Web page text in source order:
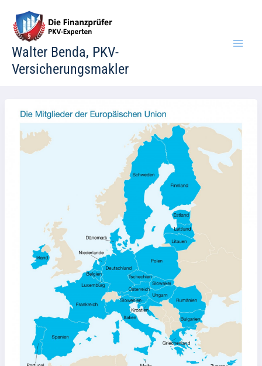
Inhalt
springen
Walter Benda, PKV-
Versicherungsmakler